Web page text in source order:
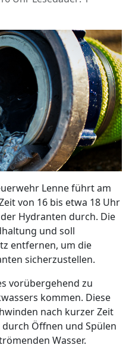
Lenne führt am
von 16 bis etwa 18 Uhr
Hydranten durch. Die
und soll
entfernen, um die
sicherzustellen.
vorübergehend zu
kommen. Diese
nach kurzer Zeit
Öffnen und Spülen
Wasser.